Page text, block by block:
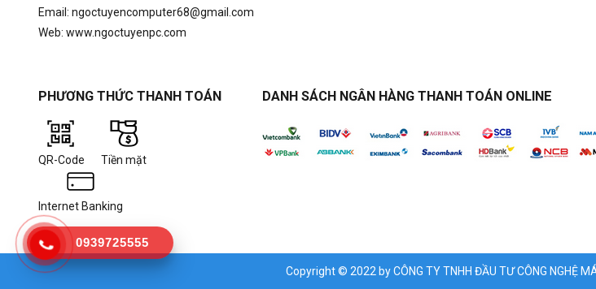
Email: ngoctuyencomputer68@gmail.com
Web: www.ngoctuyenpc.com
PHƯƠNG THỨC THANH TOÁN
QR-Code Tiền mặt
Internet Banking
DANH SÁCH NGÂN HÀNG THANH TOÁN ONLINE
Copyright © 2022 by CÔNG TY TNHH ĐẦU TƯ CÔNG NGHỆ
0939725555